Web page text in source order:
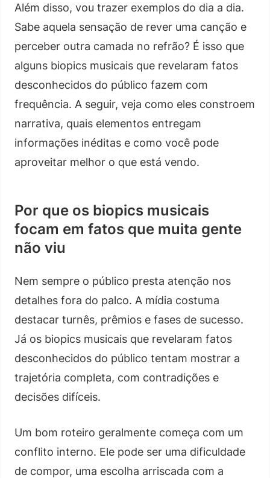
Além disso, vou trazer exemplos do dia a dia.
Sabe aquela sensação de rever uma canção e
perceber outra camada no refrão? É isso que
alguns biopics musicais que revelaram fatos
desconhecidos do público fazem com
frequência. A seguir, veja como eles constroem
narrativa, quais elementos entregam
informações inéditas e como você pode
aproveitar melhor o que está vendo.
Por que os biopics musicais
focam em fatos que muita gente
não viu
Nem sempre o público presta atenção nos
detalhes fora do palco. A mídia costuma
destacar turnês, prêmios e fases de sucesso.
Já os biopics musicais que revelaram fatos
desconhecidos do público tentam mostrar a
trajetória completa, com contradições e
decisões difíceis.
Um bom roteiro geralmente começa com um
conflito interno. Ele pode ser uma dificuldade
de compor, uma escolha arriscada com a